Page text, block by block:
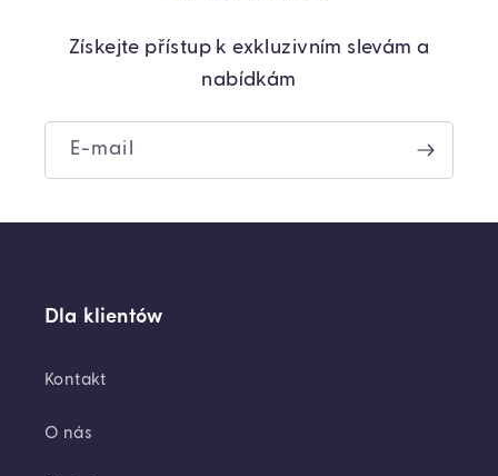
Získejte přístup k exkluzivním slevám a
nabídkám
E-mail
Dla klientów
Kontakt
O nás